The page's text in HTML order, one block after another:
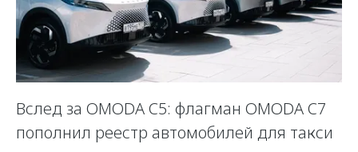
Вслед за OMODA C5: флагман OMODA C7
пополнил реестр автомобилей для такси